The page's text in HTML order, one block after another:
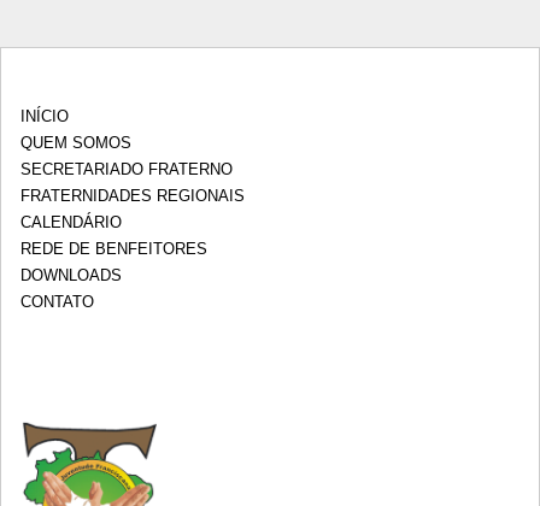
INÍCIO
QUEM SOMOS
SECRETARIADO FRATERNO
FRATERNIDADES REGIONAIS
CALENDÁRIO
REDE DE BENFEITORES
DOWNLOADS
CONTATO